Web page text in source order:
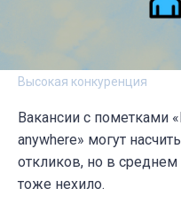
Высокая конкуренция
Вакансии с пометками
anywhere» могут
откликов, но в среднем
тоже нехило.